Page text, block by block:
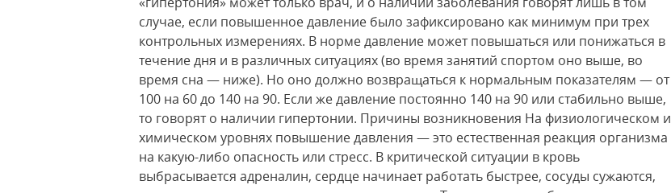
случае, если повышенное давление было зафиксировано как минимум при трех
контрольных измерениях. В норме давление может повышаться или понижаться в
течение дня и в различных ситуациях (во время занятий спортом оно выше, во
время сна — ниже). Но оно должно возвращаться к нормальным показателям — от
100 на 60 до 140 на 90. Если же давление постоянно 140 на 90 или стабильно выше,
то говорят о наличии гипертонии. Причины возникновения На физиологическом и
химическом уровнях повышение давления — это естественная реакция организма
на какую-либо опасность или стресс. В критической ситуации в кровь
выбрасывается адреналин, сердце начинает работать быстрее, сосуды сужаются,